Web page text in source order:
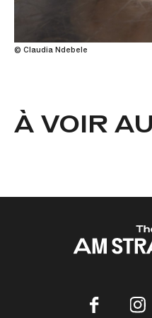
© Claudia Ndebele
À VOIR